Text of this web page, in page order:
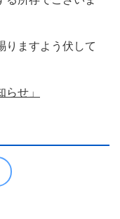
りますよう伏して
らせ 」